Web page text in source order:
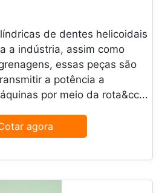
de dentes helicoidais
a indústria, assim como
essas peças são
a potência a
por meio da rota&cc...
agora